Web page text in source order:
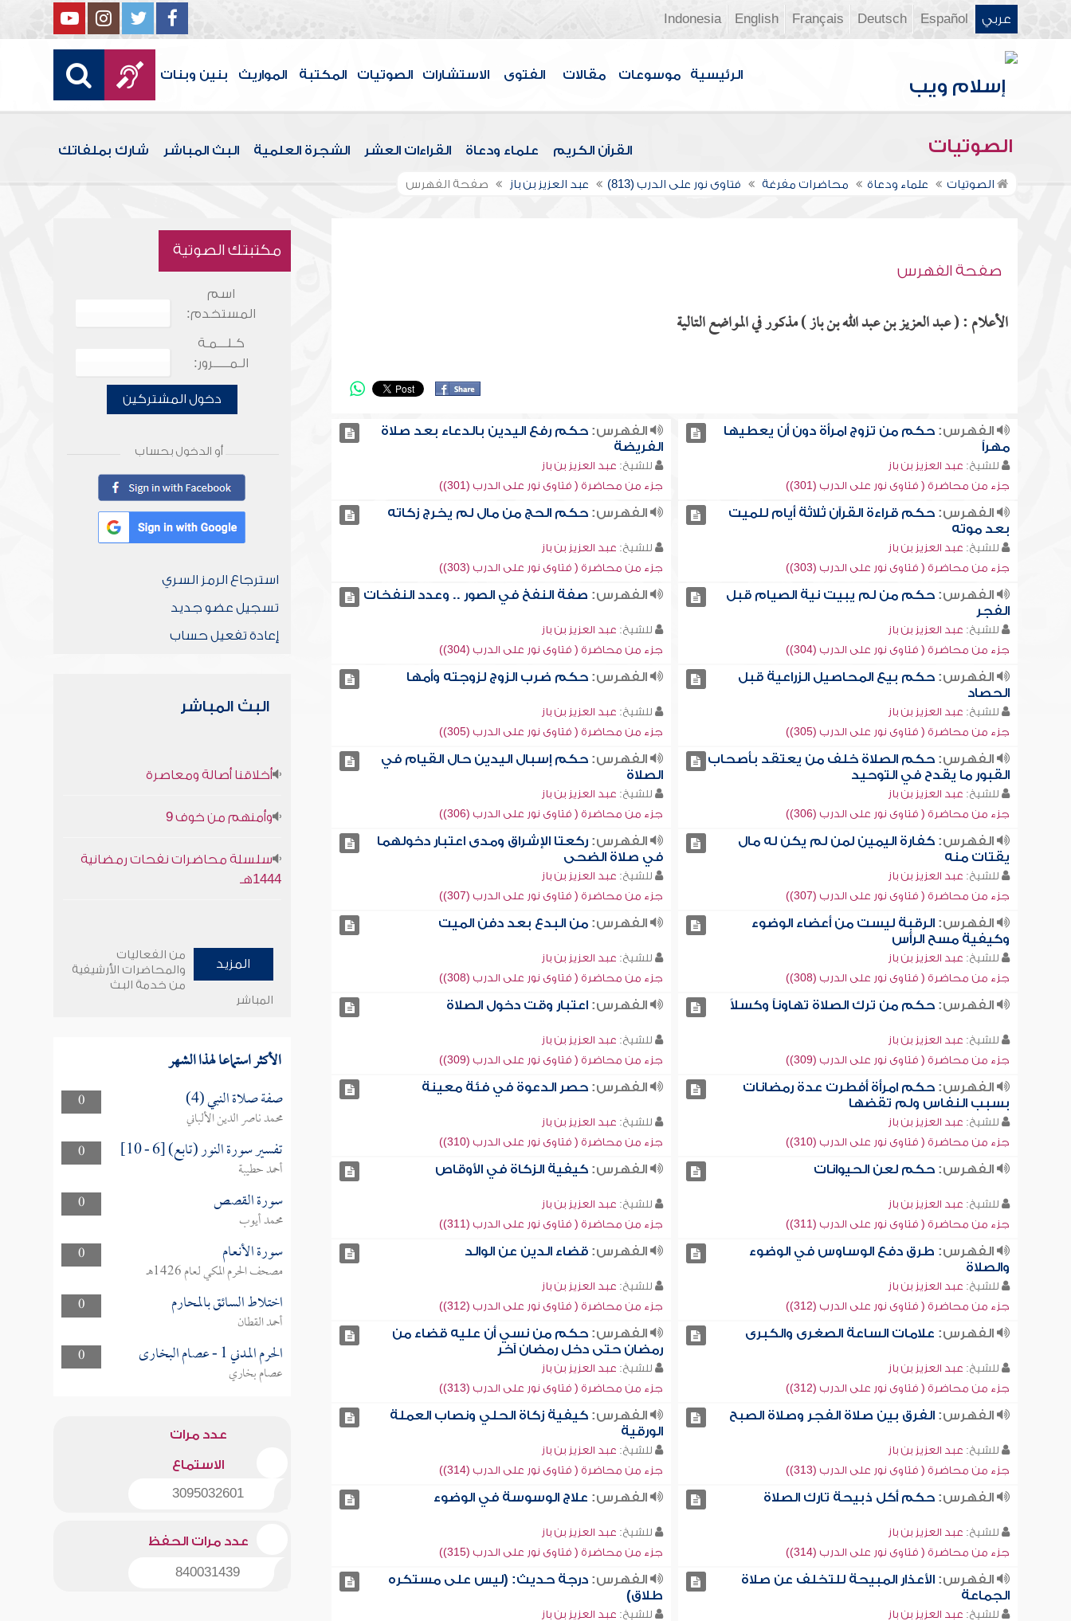
عربي Español
Deutsch
Français
English
Indonesia
الرئيسية موسوعات مقالات الفتوى الاستشارات الصوتيات المكتبة المواريث بنين وبنات
الصوتيات القرآن الكريم علماء ودعاة القراءات العشر الشجرة العلمية البث المباشر شارك بملفاتك
الصوتيات علماء ودعاة محاضرات مفرغة فتاوى نور على الدرب (813) عبد العزيز بن باز صفحة الفهرس
صفحة الفهرس
الأعلام : ( عبد العزيز بن عبد الله بن باز ) مذكور في المواضع التالية
الفهرس:حكم من تزوج امرأة دون أن يعطيها
مهراً
للشيخ: عبد العزيز بن باز
جزء من محاضرة ( فتاوى نور على الدرب (301))
الفهرس: حكم رفع اليدين بالدعاء بعد صلاة
الفريضة
للشيخ: عبد العزيز بن باز
جزء من محاضرة ( فتاوى نور على الدرب (301))
الفهرس:حكم قراءة القرآن ثلاثة أيام للميت
بعد موته
للشيخ: عبد العزيز بن باز
جزء من محاضرة ( فتاوى نور على الدرب (303))
الفهرس: حكم الحج من مال لم يخرج زكاته
للشيخ: عبد العزيز بن باز
جزء من محاضرة ( فتاوى نور على الدرب (303))
الفهرس:حكم من لم يبيت نية الصيام قبل
الفجر
للشيخ: عبد العزيز بن باز
جزء من محاضرة ( فتاوى نور على الدرب (304))
الفهرس: صفة النفخ في الصور .. وعدد النفخات
للشيخ: عبد العزيز بن باز
جزء من محاضرة ( فتاوى نور على الدرب (304))
الفهرس:حكم بيع المحاصيل الزراعية قبل
الحصاد
للشيخ: عبد العزيز بن باز
جزء من محاضرة ( فتاوى نور على الدرب (305))
الفهرس: حكم ضرب الزوج لزوجته وأمها
للشيخ: عبد العزيز بن باز
جزء من محاضرة ( فتاوى نور على الدرب (305))
الفهرس:حكم الصلاة خلف من يعتقد بأصحاب
القبور ما يقدح في التوحيد
للشيخ: عبد العزيز بن باز
جزء من محاضرة ( فتاوى نور على الدرب (306))
الفهرس: حكم إسبال اليدين حال القيام في
الصلاة
للشيخ: عبد العزيز بن باز
جزء من محاضرة ( فتاوى نور على الدرب (306))
الفهرس:كفارة اليمين لمن لم يكن له مال
يقتات منه
للشيخ: عبد العزيز بن باز
جزء من محاضرة ( فتاوى نور على الدرب (307))
الفهرس: ركعتا الإشراق ومدى اعتبار دخولهما
في صلاة الضحى
للشيخ: عبد العزيز بن باز
جزء من محاضرة ( فتاوى نور على الدرب (307))
الفهرس:الرقبة ليست من أعضاء الوضوء
وكيفية مسح الرأس
للشيخ: عبد العزيز بن باز
جزء من محاضرة ( فتاوى نور على الدرب (308))
الفهرس: من البدع بعد دفن الميت
للشيخ: عبد العزيز بن باز
جزء من محاضرة ( فتاوى نور على الدرب (308))
الفهرس:حكم من ترك الصلاة تهاوناً وكسلاً
للشيخ: عبد العزيز بن باز
جزء من محاضرة ( فتاوى نور على الدرب (309))
الفهرس: اعتبار وقت دخول الصلاة
للشيخ: عبد العزيز بن باز
جزء من محاضرة ( فتاوى نور على الدرب (309))
الفهرس:حكم امرأة أفطرت عدة رمضانات
بسبب النفاس ولم تقضها
للشيخ: عبد العزيز بن باز
جزء من محاضرة ( فتاوى نور على الدرب (310))
الفهرس: حصر الدعوة في فئة معينة
للشيخ: عبد العزيز بن باز
جزء من محاضرة ( فتاوى نور على الدرب (310))
الفهرس:حكم لعن الحيوانات
للشيخ: عبد العزيز بن باز
جزء من محاضرة ( فتاوى نور على الدرب (311))
الفهرس: كيفية الزكاة في الأوقاص
للشيخ: عبد العزيز بن باز
جزء من محاضرة ( فتاوى نور على الدرب (311))
الفهرس: طرق دفع الوساوس في الوضوء
والصلاة
للشيخ: عبد العزيز بن باز
جزء من محاضرة ( فتاوى نور على الدرب (312))
الفهرس: قضاء الدين عن الوالد
للشيخ: عبد العزيز بن باز
جزء من محاضرة ( فتاوى نور على الدرب (312))
الفهرس: علامات الساعة الصغرى والكبرى
للشيخ: عبد العزيز بن باز
جزء من محاضرة ( فتاوى نور على الدرب (312))
الفهرس: حكم من نسي أن عليه قضاء من
رمضان حتى دخل رمضان آخر
للشيخ: عبد العزيز بن باز
جزء من محاضرة ( فتاوى نور على الدرب (313))
الفهرس:الفرق بين صلاة الفجر وصلاة الصبح
للشيخ: عبد العزيز بن باز
جزء من محاضرة ( فتاوى نور على الدرب (313))
الفهرس: كيفية زكاة الحلي ونصاب العملة
الورقية
للشيخ: عبد العزيز بن باز
جزء من محاضرة ( فتاوى نور على الدرب (314))
الفهرس:حكم أكل ذبيحة تارك الصلاة
للشيخ: عبد العزيز بن باز
جزء من محاضرة ( فتاوى نور على الدرب (314))
الفهرس: علاج الوسوسة في الوضوء
للشيخ: عبد العزيز بن باز
جزء من محاضرة ( فتاوى نور على الدرب (315))
الفهرس:الأعذار المبيحة للتخلف عن صلاة
الجماعة
للشيخ: عبد العزيز بن باز
الفهرس: درجة حديث: (ليس على مستكره
طلاق)
للشيخ: عبد العزيز بن باز
مكتبتك الصوتية
اسم
المستخدم:
كـلـــمـة
الـمـــــرور:
دخول المشتركين
أو الدخول بحساب
استرجاع الرمز السري
تسجيل عضو جديد
إعادة تفعيل حساب
البث المباشر
أخلاقنا أصالة ومعاصرة
وأمنهم من خوف 9
سلسلة محاضرات نفحات رمضانية
1444هـ
المزيد
من الفعاليات
والمحاضرات الأرشيفية
من خدمة البث
المباشر
الأكثر استماعا لهذا الشهر
0 صفة صلاة النبي (4)
محمد ناصر الدين الألباني
0
تفسير سورة النور (تابع) [6 - 10]
أحمد حطيبة
0
سورة القصص
محمد أيوب
0
سورة الأنعام
مصحف الحرم المكي لعام 1426هـ
0
اختلاط السائق بالمحارم
أحمد القطان
0
الحرم المدني 1 - عصام البخارى
عصام بخاري
عدد مرات
الاستماع
3095032601
عدد مرات الحفظ
840031439